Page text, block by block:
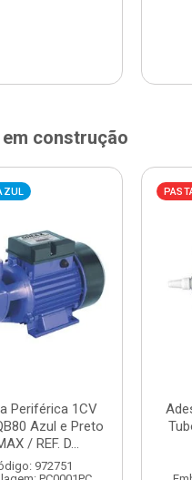
construção
Periférica 1CV
Azul e Preto
/ REF. D...
972751